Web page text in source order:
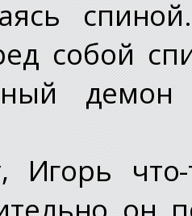
собой
Игорь